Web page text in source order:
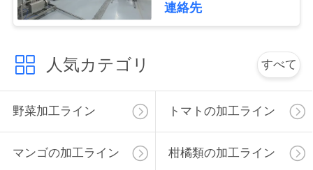
私
に
連
絡
し
連絡先
人気カテゴリ すべて
野菜加工ライン トマトの加工ライン
マンゴの加工ライン 柑橘類の加工ライン